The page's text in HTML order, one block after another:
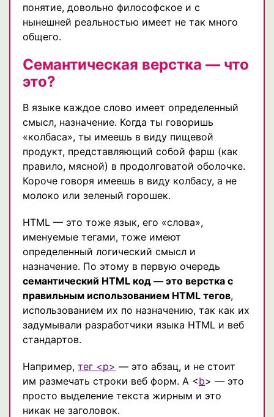
понятие, довольно философское и с
нынешней реальностью имеет не так много
общего.
Семантическая верстка — что
это?
В языке каждое слово имеет определенный
смысл, назначение. Когда ты говоришь
«колбаса», ты имеешь в виду пищевой
продукт, представляющий собой фарш (как
правило, мясной) в продолговатой оболочке.
Короче говоря имеешь в виду колбасу, а не
молоко или зеленый горошек.
HTML — это тоже язык, его «слова»,
именуемые тегами, тоже имеют
определенный логический смысл и
назначение. По этому в первую очередь
семантический HTML код — это верстка с
правильным использованием HTML тегов,
использованием их по назначению, так как их
задумывали разработчики языка HTML и веб
стандартов.
Например, тег <p> — это абзац, и не стоит
им размечать строки веб форм. А <b> — это
просто выделение текста жирным и это
никак не заголовок.